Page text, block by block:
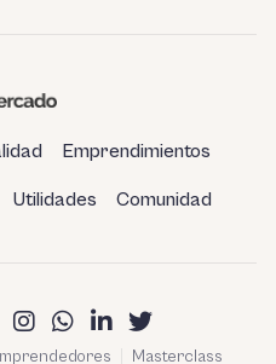
Emprendimientos
Utilidades Comunidad
Masterclass